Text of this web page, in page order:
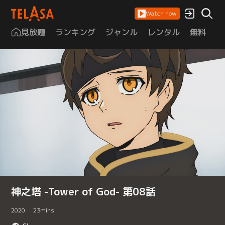
Watch now
見放題 ランキング ジャンル レンタル 無料
神之塔 -Tower of God- 第08話
2020 23mins